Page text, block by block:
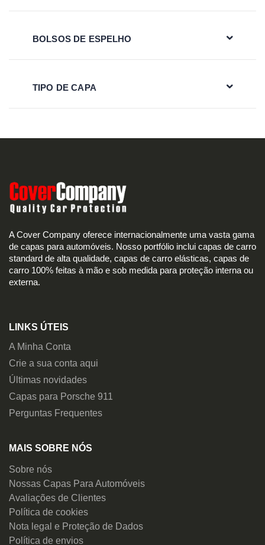
BOLSOS DE ESPELHO
TIPO DE CAPA
A Cover Company oferece internacionalmente uma vasta gama
de capas para automóveis. Nosso portfólio inclui capas de carro
standard de alta qualidade, capas de carro elásticas, capas de
carro 100% feitas à mão e sob medida para proteção interna ou
externa.
LINKS ÚTEIS
A Minha Conta
Crie a sua conta aqui
Últimas novidades
Capas para Porsche 911
Perguntas Frequentes
MAIS SOBRE NÓS
Sobre nós
Nossas Capas Para Automóveis
Avaliações de Clientes
Política de cookies
Nota legal e Proteção de Dados
Política de envios